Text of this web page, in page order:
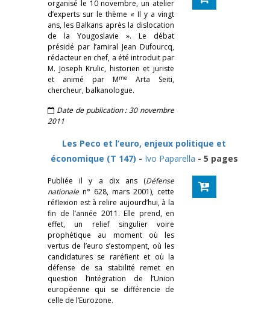
organisé le 10 novembre, un atelier
d’experts sur le thème « Il y a vingt
ans, les Balkans après la dislocation
de la Yougoslavie ». Le débat
présidé par l’amiral Jean Dufourcq,
rédacteur en chef, a été introduit par
M. Joseph Krulic, historien et juriste
et animé par Mme
Arta Seiti,
chercheur, balkanologue.
Date de publication : 30 novembre
2011
Les Peco et l’euro, enjeux politique et
économique (T 147) - Ivo Paparella - 5 pages
Publiée il y a dix ans (Défense
nationalen° 628, mars 2001), cette
réflexion est à relire aujourd’hui, à la
fin de l’année 2011. Elle prend, en
effet, un relief singulier voire
prophétique au moment où les
vertus de l’euro s’estompent, où les
candidatures se raréfient et où la
défense de sa stabilité remet en
question l’intégration de l’Union
européenne qui se différencie de
celle de l’Eurozone.